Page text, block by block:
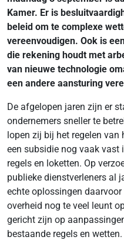
Kamer. Er is
beleid om te complexe
vereenvoudigen. Ook is
die rekening houdt met
van nieuwe technologie
een andere aansturing
De afgelopen jaren zijn er
ondernemers sneller te
lopen zij bij het regelen
een subsidie nog vaak vast
regels en loketten. Op
publieke dienstverleners al
echte oplossingen
overheid nog te veel leunt
gericht zijn op
bestaande regels en